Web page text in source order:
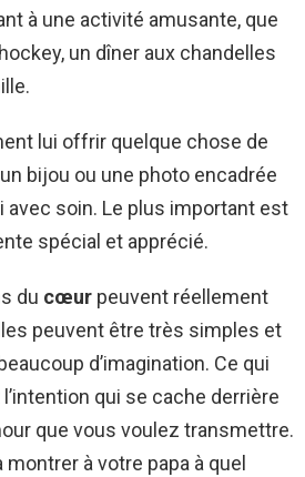
à une activité amusante, que
un dîner aux chandelles
lui offrir quelque chose de
bijou ou une photo encadrée
avec soin. Le plus important est
spécial et apprécié.
du cœur peuvent réellement
peuvent être très simples et
d’imagination. Ce qui
qui se cache derrière
que vous voulez transmettre.
montrer à votre papa à quel